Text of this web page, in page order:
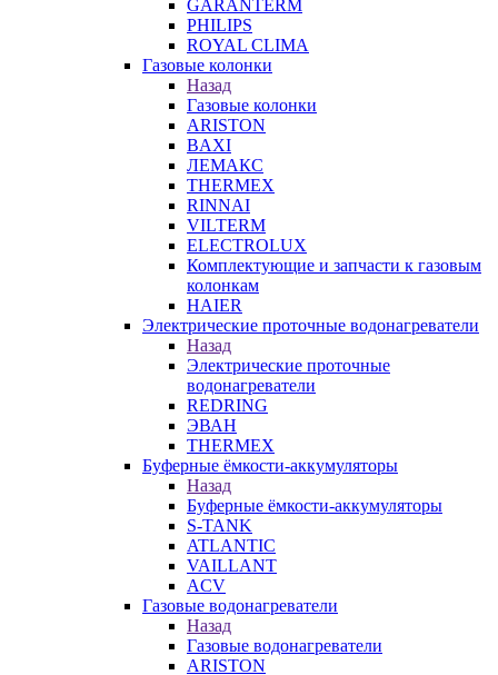
GARANTERM
PHILIPS
ROYAL CLIMA
Газовые колонки
Назад
Газовые колонки
ARISTON
BAXI
ЛЕМАКС
THERMEX
RINNAI
VILTERM
ELECTROLUX
Комплектующие и запчасти к газовым
колонкам
HAIER
Электрические проточные водонагреватели
Назад
Электрические проточные
водонагреватели
REDRING
ЭВАН
THERMEX
Буферные ёмкости-аккумуляторы
Назад
Буферные ёмкости-аккумуляторы
S-TANK
ATLANTIC
VAILLANT
ACV
Газовые водонагреватели
Назад
Газовые водонагреватели
ARISTON